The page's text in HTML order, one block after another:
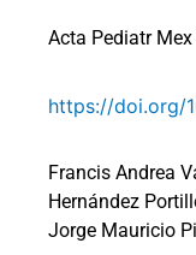
Acta Pediatr
https://doi.org/
Francis Andrea
Hernández
Jorge Mauricio